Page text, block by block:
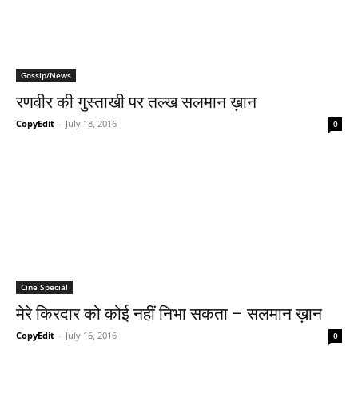
Gossip/News
रणवीर की गुस्‍ताखी पर तल्‍ख सलमान ख़ान
CopyEdit - July 18, 2016 0
Cine Special
मेरे किरदार को कोई नहीं निभा सकता – सलमान ख़ान
CopyEdit - July 16, 2016 0